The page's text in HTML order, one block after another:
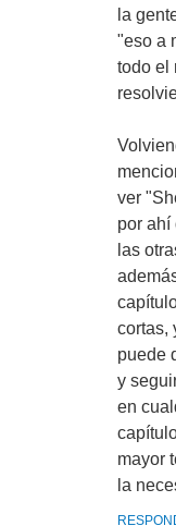
la
"eso a
todo el
ver
por ahí
las
cortas,
puede
y
en
mayor
la